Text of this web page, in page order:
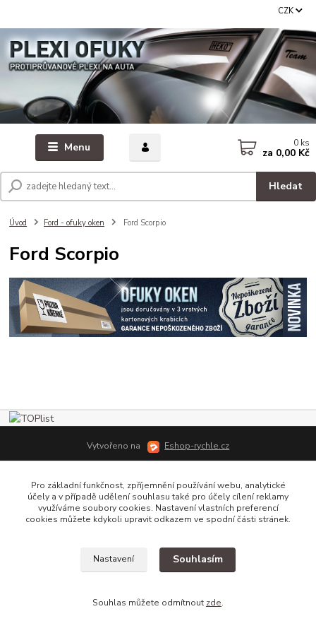
Menu
CZK
Hledat
0 ks
za 0,00 Kč
Úvod Ford - ofuky oken Ford Scorpio
Ford Scorpio
Vytvořeno na Eshop-rychle.cz
Pro základní funkčnost, zpříjemnění používání webu, analytické
účely a v případě udělení souhlasu také pro účely cílení reklamy
využíváme soubory cookies. Nastavení vlastních preferencí
cookies můžete kdykoli upravit odkazem ve spodní části stránek.
Nastavení Souhlasím
Souhlas můžete odmítnout zde.